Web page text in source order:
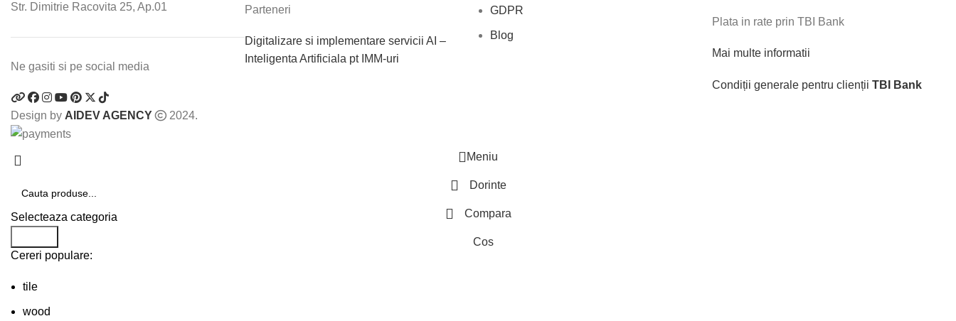
Str. Dimitrie Racovita 25, Ap.01
Ne gasiti si pe social media
Parteneri
Digitalizare si implementare servicii AI –
Inteligenta Artificiala pt IMM-uri
GDPR
Blog
Plata in rate prin TBI Bank
Mai multe informatii
Condiții generale pentru clienții TBI Bank
Design by AIDEV AGENCY 2024.
Selecteaza categoria
Cereri populare:
tile
wood
Meniu
Dorinte
Compara
Cos